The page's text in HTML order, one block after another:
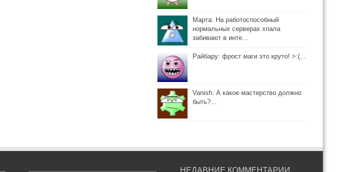
Марта: На работоспособный
нормальных серверах хпала
забивают в инте...
Райбару: фрост маги это круто! >:(...
Vanish: А какое мастерство должно
быть?...
НЕДАВНИЕ КОММЕНТАРИИ